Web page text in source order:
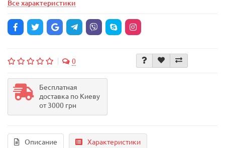
Все характеристики
0
Бесплатная
доставка по Киеву
от 3000 грн
Описание Характеристики